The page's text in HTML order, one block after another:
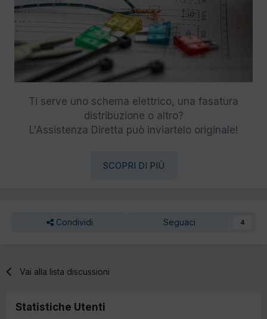
Ti serve uno schema elettrico, una fasatura
distribuzione o altro?
L'Assistenza Diretta può inviartelo originale!
SCOPRI DI PIÙ
Condividi Seguaci 4
Vai alla lista discussioni
Statistiche Utenti